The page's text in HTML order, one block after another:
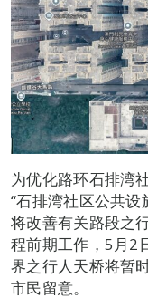
为优化路环石排湾
“石排湾社区公共
将改善有关路段之
程前期工作，5月2
界之行人天桥将暂
市民留意。